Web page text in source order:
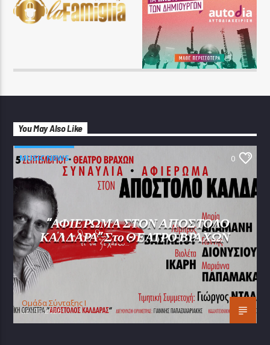
You May Also Like
MUSIC NEWS 0
“ΑΦΙΕΡΩΜΑ ΣΤΟΝ ΑΠΟΣΤΟΛΟ
ΚΑΛΔΑΡΑ” Στο ΘΕΑΤΡΟ ΒΡΑΧΩΝ
Oμάδα Σύνταξης Ι
25/07/2026